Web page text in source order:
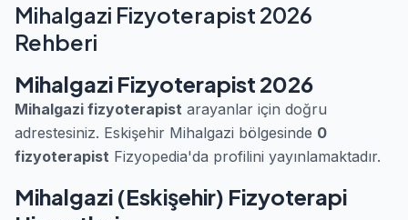
Mihalgazi Fizyoterapist 2026
Rehberi
Mihalgazi Fizyoterapist 2026
Mihalgazi fizyoterapist arayanlar için doğru
adrestesiniz. Eskişehir Mihalgazi bölgesinde 0
fizyoterapist Fizyopedia'da profilini yayınlamaktadır.
Mihalgazi (Eskişehir) Fizyoterapi